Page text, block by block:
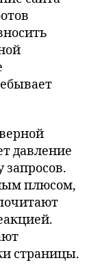
давление
запросов.
плюсом,
страницы.